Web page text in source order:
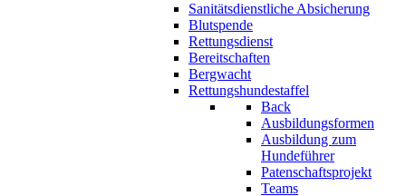
Sanitätsdienstliche Absicherung
Blutspende
Rettungsdienst
Bereitschaften
Bergwacht
Rettungshundestaffel
Back
Ausbildungsformen
Ausbildung zum
Hundeführer
Patenschaftsprojekt
Teams